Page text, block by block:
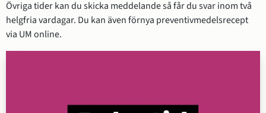
Övriga tider kan du skicka meddelande så får du svar inom två
helgfria vardagar. Du kan även förnya preventivmedelsrecept
via UM online.